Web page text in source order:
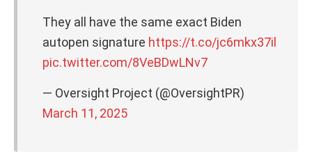
They all have the same exact Biden
autopen signature https://t.co/jc6mkx37il
pic.twitter.com/8VeBDwLNv7
— Oversight Project (@OversightPR)
March 11, 2025